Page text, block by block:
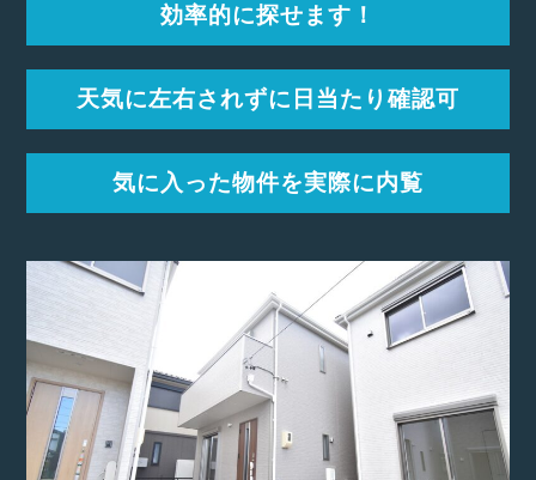
効率的に探せます！
天気に左右されずに 日当たり確認可
気に入った物件を実際に内覧